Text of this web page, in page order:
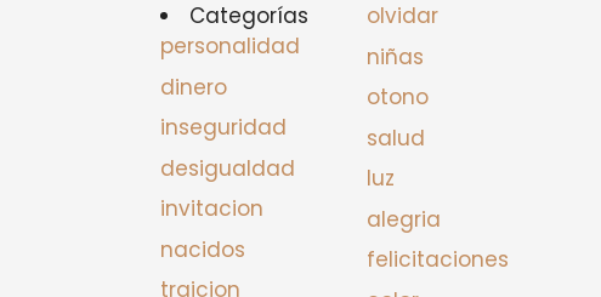
Categorías
personalidad
dinero
inseguridad
desigualdad
invitacion
nacidos
traicion
olvidar
niñas
otono
salud
luz
alegria
felicitaciones